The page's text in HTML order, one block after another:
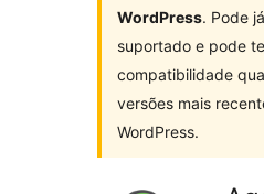
WordPress. Pode
suportado e pode
compatibilidade
versões mais
WordPress.